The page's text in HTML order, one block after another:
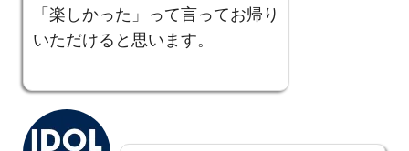
「楽しかった」って言ってお帰り
いただけると思います。